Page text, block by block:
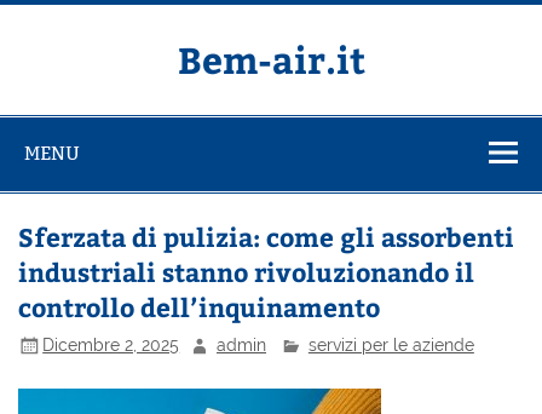
Salta
Bem-air.it
MENU
Sferzata di pulizia: come gli assorbenti
industriali stanno rivoluzionando il
controllo dell’inquinamento
Dicembre 2, 2025 admin servizi per le aziende